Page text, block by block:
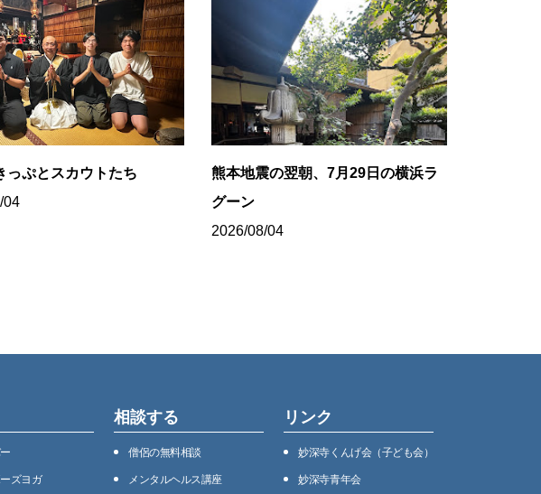
っぷとスカウトたち
04
熊本地震の翌朝、7月29日の横浜ラ
グーン
2026/08/04
ズヨガ
相談する
僧侶の無料相談
メンタルヘルス講座
リンク
妙深寺くんげ会（⼦ども会）
妙深寺⻘年会